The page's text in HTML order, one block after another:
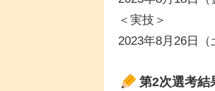
＜実技＞
2023年8月26日（
第2次選考結